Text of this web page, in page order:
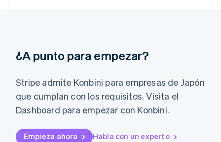
¿A punto para empezar?
Stripe admite Konbini para empresas de Japón
que cumplan con los requisitos. Visita el
Dashboard para empezar con Konbini.
Empieza ahora Habla con un experto
日本語English
Liechtenstein
DeutschEnglish
Lituania
Luxemburgo
FrançaisDeutsch English